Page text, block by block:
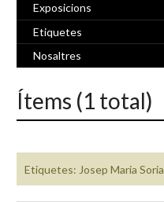
Exposicions
Etiquetes
Nosaltres
Ítems (1 total)
Etiquetes: Josep Maria Soria